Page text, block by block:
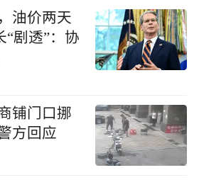
油价两天
“剧透”：协
铺门口挪
方回应